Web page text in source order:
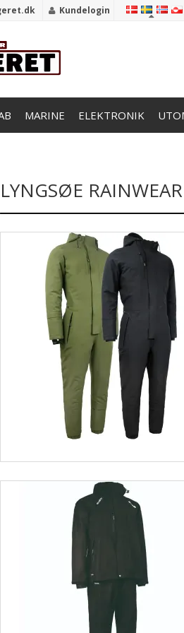
Kundelogin
MARINE ELEKTRONIK
LYNGSØE RAINWEAR